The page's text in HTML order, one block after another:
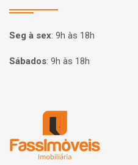
Seg à sex: 9h às 18h
Sábados: 9h às 18h